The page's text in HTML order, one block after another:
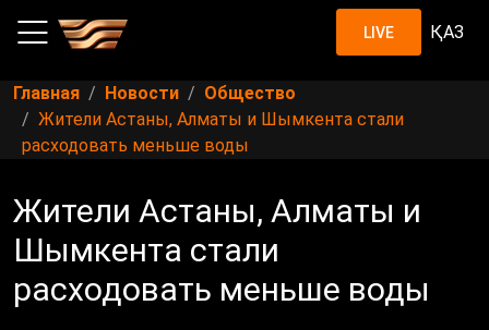
LIVE ҚАЗ
Главная Новости
Общество
Жители Астаны, Алматы и Шымкента стали
расходовать меньше воды
Жители Астаны, Алматы и
Шымкента стали
расходовать меньше воды